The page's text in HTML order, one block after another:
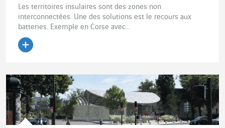
Les territoires insulaires sont des zones non
interconnectées. Une des solutions est le recours aux
batteries. Exemple en Corse avec...